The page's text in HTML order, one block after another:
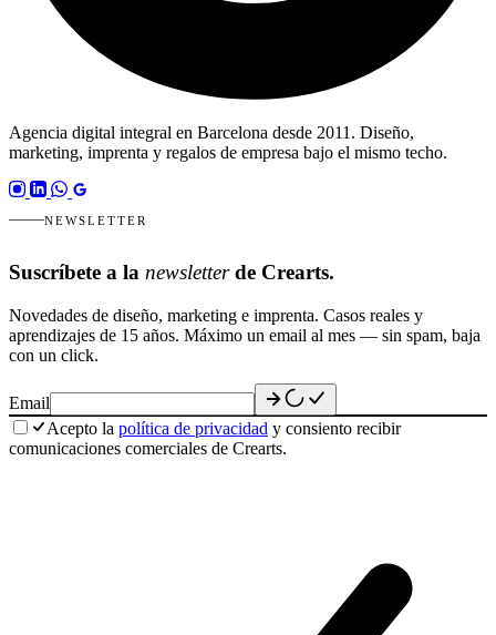
Agencia digital integral en Barcelona desde 2011. Diseño,
marketing, imprenta y regalos de empresa bajo el mismo techo.
NEWSLETTER
Suscríbete a la newsletterde Crearts.
Novedades de diseño, marketing e imprenta. Casos reales y
aprendizajes de 15 años. Máximo un email al mes — sin spam, baja
con un click.
Email
Acepto la política de privacidad y consiento recibir
comunicaciones comerciales de Crearts.